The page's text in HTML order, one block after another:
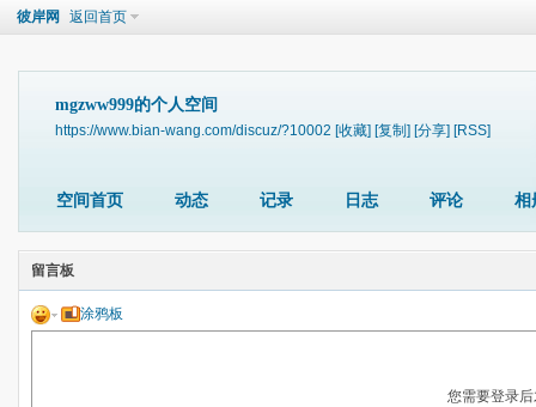
彼岸网 返回首页
mgzww999的个人空间
https://www.bian-wang.com/discuz/?10002 [收藏] [复制] [分享] [RSS]
空间首页 动态 记录 日志 评论 相
留言板
涂鸦板
您需要登录